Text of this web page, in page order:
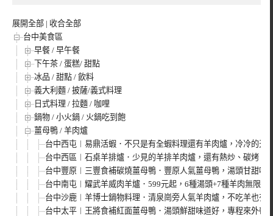
展開全部 | 收合全部
台中美食區
早餐 / 早午餐
下午茶 / 蛋糕/ 甜點
冰品 / 甜點 / 飲料
義大利麵 / 披薩/義式料理
日式料理 / 拉麵 / 咖哩
鍋物 / 小火鍋 / 火鍋吃到飽
薑母鴨 / 羊肉爐
台中西屯︱易鼎活蝦．不只是有全蝦料理還有羊肉爐，冷冷的天
台中西區︱石桌羊排爐．少見的羊排羊肉爐，還有熱炒、碳烤，
台中豐原︱三豐食補碳燒薑母鴨．豐原人氣薑母鴨，湯頭甘甜味
台中南屯︱耀武羊威肉羊爐．599元起，6種湯頭+7種羊肉無限供
台中沙鹿︱羊博士鍋物料理．清泉崗旁人氣羊肉爐，不吃羊也有
台中太平︱王將食補紅面薑母鴨．湯頭鮮甜味道好，專程來外帶